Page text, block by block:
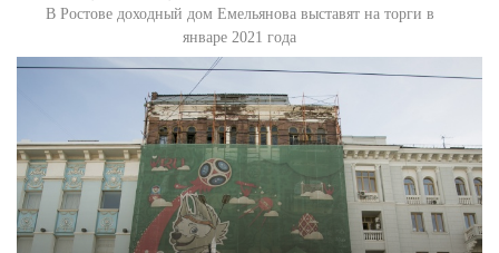
НОВОСТИ
ВОПРОС НЕДЕЛИ
ПРЕМЬЕРА
ТАМ И ТУТ
СТИЛЬ ЖИЗНИ
В Ростове доходный дом Емельянова выставят на торги в
январе 2021 года